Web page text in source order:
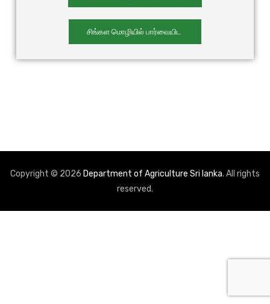
சிங்கள மொழியில் பார்வையிட
Copyright © 2026 Department of Agriculture Sri lanka. All rights
reserved.